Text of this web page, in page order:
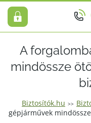
A
mindössze
Biztosítók.hu >>
gépjárművek